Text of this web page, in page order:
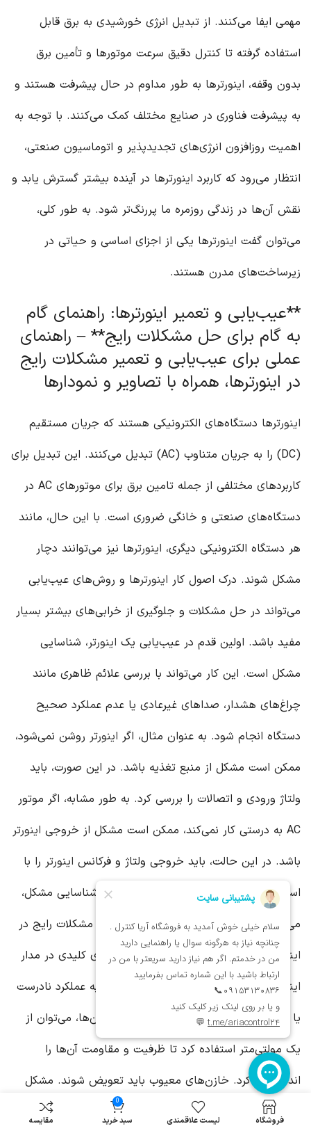
مهمی ایفا می‌کنند. از تبدیل انرژی خورشیدی به برق قابل
استفاده گرفته تا کنترل دقیق سرعت موتورها و تأمین برق
بدون وقفه، اینورترها به طور مداوم در حال پیشرفت هستند و
به پیشرفت فناوری در صنایع مختلف کمک می‌کنند. با توجه به
اهمیت روزافزون انرژی‌های تجدیدپذیر و اتوماسیون صنعتی،
انتظار می‌رود که کاربرد اینورترها در آینده بیشتر گسترش یابد و
نقش آن‌ها در زندگی روزمره ما پررنگ‌تر شود. به طور کلی،
می‌توان گفت اینورترها یکی از اجزای اساسی و حیاتی در
زیرساخت‌های مدرن هستند.
**عیب‌یابی و تعمیر اینورترها: راهنمای گام
به گام برای حل مشکلات رایج** – راهنمای
عملی برای عیب‌یابی و تعمیر مشکلات رایج
در اینورترها، همراه با تصاویر و نمودارها
اینورترها دستگاه‌های الکترونیکی هستند که جریان مستقیم
(DC) را به جریان متناوب (AC) تبدیل می‌کنند. این تبدیل برای
کاربردهای مختلفی از جمله تامین برق برای موتورهای AC در
دستگاه‌های صنعتی و خانگی ضروری است. با این حال، مانند
هر دستگاه الکترونیکی دیگری، اینورترها نیز می‌توانند دچار
مشکل شوند. درک اصول کار اینورترها و روش‌های عیب‌یابی
می‌تواند در حل مشکلات و جلوگیری از خرابی‌های بیشتر بسیار
مفید باشد. اولین قدم در عیب‌یابی یک اینورتر، شناسایی
مشکل است. این کار می‌تواند با بررسی علائم ظاهری مانند
چراغ‌های هشدار، صداهای غیرعادی یا عدم عملکرد صحیح
دستگاه انجام شود. به عنوان مثال، اگر اینورتر روشن نمی‌شود،
ممکن است مشکل از منبع تغذیه باشد. در این صورت، باید
ولتاژ ورودی و اتصالات را بررسی کرد. به طور مشابه، اگر موتور
AC به درستی کار نمی‌کند، ممکن است مشکل از خروجی
اینورتر
باشد. در این حالت، باید خروجی ولتاژ و فرکانس اینورتر را با
استفاده از یک مولتی‌متر بررسی کرد. پس از شناسایی مشکل،
می‌توان به عیب‌یابی دقیق‌تر پرداخت. یکی از مشکلات رایج در
اینورترها، خرابی خازن‌ها است. خازن‌ها اجزای کلیدی در مدار
اینورترهستند و خرابی آن‌ها می‌تواند منجر به عملکرد نادرست
یا عدم عملکرد دستگاه شود. برای بررسی خازن‌ها، می‌توان از
یک مولتی‌متر استفاده کرد تا ظرفیت و مقاومت آن‌ها را
اندازه‌گیری کرد. خازن‌های معیوب باید تعویض شوند. مشکل
دیگر می‌تواند مربوط به IGBTها (ترانزیستورهای دو قطبی با
فروشگاه لیست علاقمندی
0
سبد خرید مقایسه